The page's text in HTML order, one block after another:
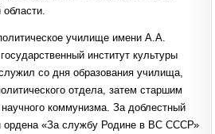
училище имени А.А.
институт культуры
со дня образования училища,
отдела, затем старшим
коммунизма. За доблестный
ордена «За службу Родине в ВС СССР»